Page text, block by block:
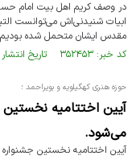
در وصف کریم اهل بیت امام
ابیات شنیدنی‌اش می‌توانست
مقدس ایشان متحمل شده
کد خبر: ۳۵۲۴۵۳ تاریخ انتشار : ۱۴۰۴/۰۲/۰۲
حوزه هنری کهگیلویه و بویراحمد ؛
آیین اختتامیه نخستین
می‌شود.